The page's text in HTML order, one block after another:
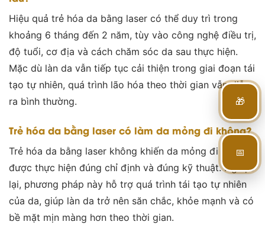
Hiệu quả trẻ hóa da bằng laser có thể duy trì trong
khoảng 6 tháng đến 2 năm, tùy vào công nghệ điều trị,
độ tuổi, cơ địa và cách chăm sóc da sau thực hiện.
Mặc dù làn da vẫn tiếp tục cải thiện trong giai đoạn tái
tạo tự nhiên, quá trình lão hóa theo thời gian vẫn diễn
ra bình thường.
Trẻ hóa da bằng laser có làm da mỏng đi không?
Trẻ hóa da bằng laser không khiến da mỏng đi nếu
được thực hiện đúng chỉ định và đúng kỹ thuật. Ngược
lại, phương pháp này hỗ trợ quá trình tái tạo tự nhiên
của da, giúp làn da trở nên săn chắc, khỏe mạnh và có
bề mặt mịn màng hơn theo thời gian.
🎁
📅